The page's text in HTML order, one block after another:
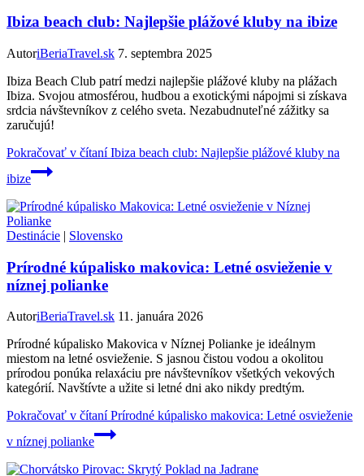
Ibiza beach club: Najlepšie plážové kluby na ibize
AutoriBeriaTravel.sk 7. septembra 2025
Ibiza Beach Club patrí medzi najlepšie plážové kluby na plážach
Ibiza. Svojou atmosférou, hudbou a exotickými nápojmi si získava
srdcia návštevníkov z celého sveta. Nezabudnuteľné zážitky sa
zaručujú!
Pokračovať v čítaníIbiza beach club: Najlepšie plážové kluby na
ibize
Destinácie | Slovensko
Prírodné kúpalisko makovica: Letné osvieženie v
níznej polianke
AutoriBeriaTravel.sk 11. januára 2026
Prírodné kúpalisko Makovica v Níznej Polianke je ideálnym
miestom na letné osvieženie. S jasnou čistou vodou a okolitou
prírodou ponúka relaxáciu pre návštevníkov všetkých vekových
kategórií. Navštívte a užite si letné dni ako nikdy predtým.
Pokračovať v čítaníPrírodné kúpalisko makovica: Letné osvieženie
v níznej polianke